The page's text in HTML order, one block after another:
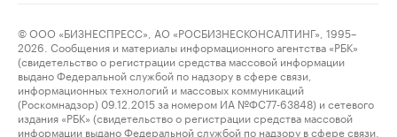
© ООО «БИЗНЕСПРЕСС», АО «РОСБИЗНЕСКОНСАЛТИНГ», 1995–
2026. Сообщения и материалы информационного агентства «РБК»
(свидетельство о регистрации средства массовой информации
выдано Федеральной службой по надзору в сфере связи,
информационных технологий и массовых коммуникаций
(Роскомнадзор) 09.12.2015 за номером ИА №ФС77-63848) и сетевого
издания «РБК» (свидетельство о регистрации средства массовой
информации выдано Федеральной службой по надзору в сфере связи,